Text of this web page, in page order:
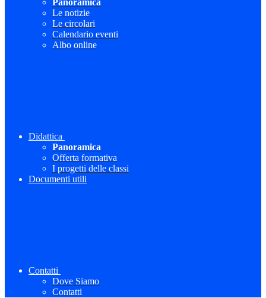
Panoramica
Le notizie
Le circolari
Calendario eventi
Albo online
Didattica
Panoramica
Offerta formativa
I progetti delle classi
Documenti utili
Contatti
Dove Siamo
Contatti